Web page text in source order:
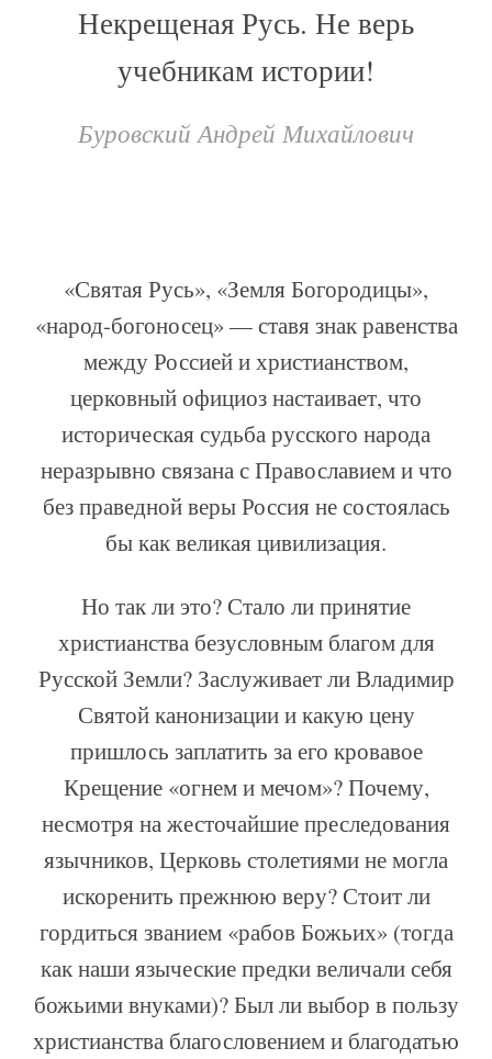
Некрещеная Русь. Не верь
учебникам истории!
Буровский Андрей Михайлович
«Святая Русь», «Земля Богородицы»,
«народ-богоносец» — ставя знак равенства
между Россией и христианством,
церковный официоз настаивает, что
историческая судьба русского народа
неразрывно связана с Православием и что
без праведной веры Россия не состоялась
бы как великая цивилизация.
Но так ли это? Стало ли принятие
христианства безусловным благом для
Русской Земли? Заслуживает ли Владимир
Святой канонизации и какую цену
пришлось заплатить за его кровавое
Крещение «огнем и мечом»? Почему,
несмотря на жесточайшие преследования
язычников, Церковь столетиями не могла
искоренить прежнюю веру? Стоит ли
гордиться званием «рабов Божьих» (тогда
как наши языческие предки величали себя
божьими внуками)? Был ли выбор в пользу
христианства благословением и благодатью